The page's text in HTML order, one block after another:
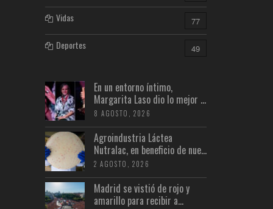
Vidas 77
Deportes 49
En un entorno íntimo,
Margarita Laso dio lo mejor ...
8 AGOSTO, 2026
Agroindustria Láctea
Nutralac, en beneficio de nue...
2 AGOSTO, 2026
Madrid se vistió de rojo y
amarillo para recibir a...